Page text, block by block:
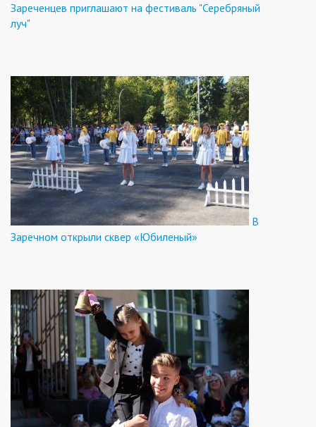
Зареченцев приглашают на фестиваль "Серебряный
луч"
В
Заречном открыли сквер «Юбиленый»